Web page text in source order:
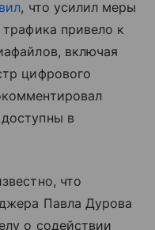
, что усилил меры
привело к
включая
цифрового
в
что
Павла Дурова
о содействии